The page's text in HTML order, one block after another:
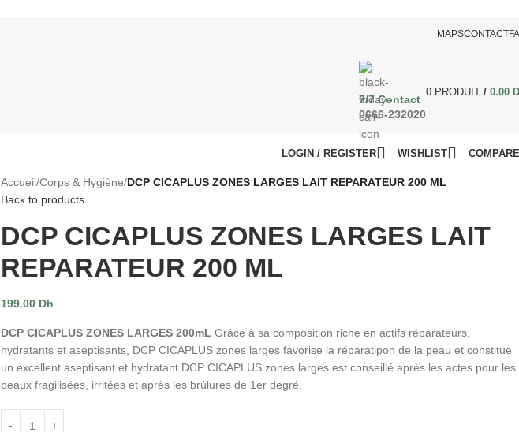
MAPSCONTACT
7/7 Contact
0666-232020
0 PRODUIT / 0.00
LOGIN / REGISTER WISHLIST
Accueil/Corps & Hygiène/DCP CICAPLUS ZONES LARGES LAIT REPARATEUR 200 ML
Back to products
DCP CICAPLUS ZONES LARGES LAIT
REPARATEUR 200 ML
199.00 Dh
DCP CICAPLUS ZONES LARGES 200mL Grâce à sa composition riche en actifs réparateurs,
hydratants et aseptisants, DCP CICAPLUS zones larges favorise la réparatipon de la peau et constitue
un excellent aseptisant et hydratant DCP CICAPLUS zones larges est conseillé après les actes pour les
peaux fragilisées, irritées et après les brûlures de 1er degré.